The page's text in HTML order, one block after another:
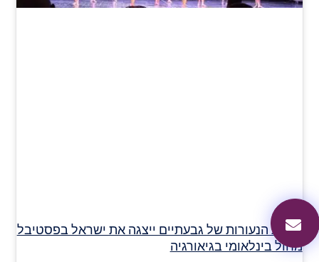
להקת הנעורות של גבעתיים ייצגה את ישראל בפסטיבל
מחול בינלאומי בגיאורגיה